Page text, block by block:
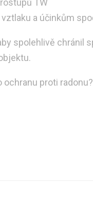
TW
a účinkům
spolehlivě chránil
ochranu proti radonu?